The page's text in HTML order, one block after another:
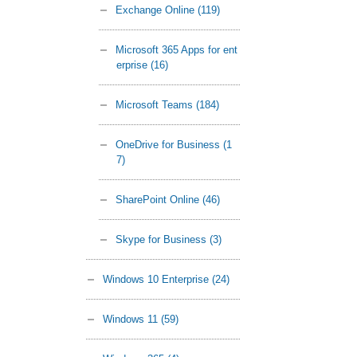
Exchange Online (119)
Microsoft 365 Apps for ent
erprise (16)
Microsoft Teams (184)
OneDrive for Business (1
7)
SharePoint Online (46)
Skype for Business (3)
Windows 10 Enterprise (24)
Windows 11 (59)